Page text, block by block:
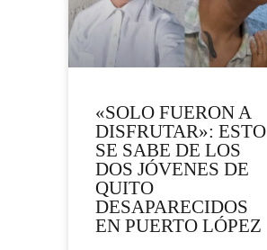
«SOLO FUERON A
DISFRUTAR»: ESTO
SE SABE DE LOS
DOS JÓVENES DE
QUITO
DESAPARECIDOS
EN PUERTO LÓPEZ